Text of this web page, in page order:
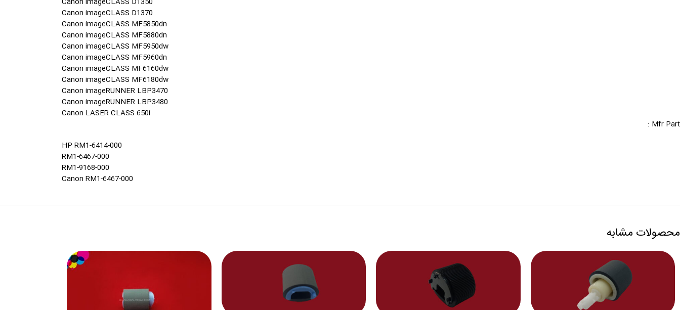
Canon imageCLASS D1370
Canon imageCLASS MF5850dn
Canon imageCLASS MF5880dn
Canon imageCLASS MF5950dw
Canon imageCLASS MF5960dn
Canon imageCLASS MF6160dw
Canon imageCLASS MF6180dw
Canon imageRUNNER LBP3470
Canon imageRUNNER LBP3480
Canon LASER CLASS 650i
Mfr Part :
HP RM1-6414-000
RM1-6467-000
RM1-9168-000
Canon RM1-6467-000
محصولات مشابه